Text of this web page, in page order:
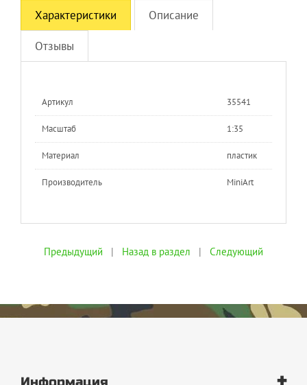
Характеристики Описание
Отзывы
Артикул 35541
Масштаб 1:35
Материал пластик
Производитель MiniArt
Предыдущий | Назад в раздел | Следующий